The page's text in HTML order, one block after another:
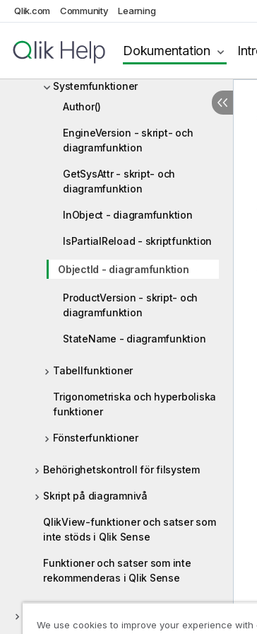
Qlik.com Community Learning
Dokumentation
Relaterade funktioner
Strängfunktioner
Systemfunktioner
Author()
EngineVersion - skript- och
diagramfunktion
GetSysAttr - skript- och
diagramfunktion
InObject - diagramfunktion
IsPartialReload - skriptfunktion
ObjectId - diagramfunktion
ProductVersion - skript- och
diagramfunktion
StateName - diagramfunktion
Tabellfunktioner
Trigonometriska och hyperboliska
funktioner
Fönsterfunktioner
Behörighetskontroll för filsystem
Skript på diagramnivå
QlikView-funktioner och satser som
inte stöds i Qlik Sense
Funktioner och satser som inte
rekommenderas i Qlik Sense
We use cookies to improve your experience